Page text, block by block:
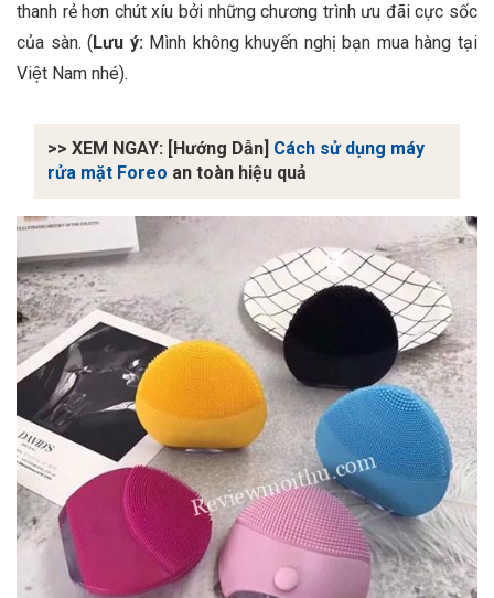
thanh rẻ hơn chút xíu bởi những chương trình ưu đãi cực sốc
của sàn. (Lưu ý:Mình không khuyến nghị bạn mua hàng tại
Việt Nam nhé).
>> XEM NGAY: [Hướng Dẫn] Cách sử dụng máy
rửa mặt Foreo an toàn hiệu quả